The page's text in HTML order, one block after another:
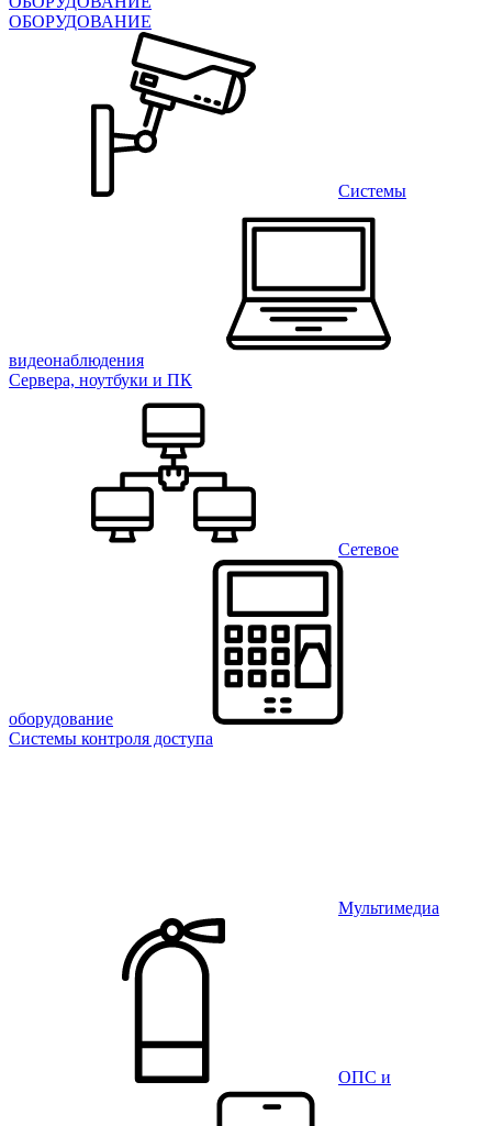
ОБОРУДОВАНИЕ
Системы
видеонаблюдения
Сервера, ноутбуки и ПК
Сетевое
оборудование
Системы контроля доступа
Мультимедиа
ОПС и